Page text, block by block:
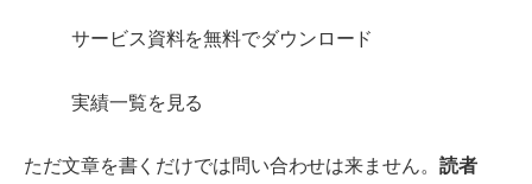
サービス資料を無料でダウンロード
実績一覧を見る
ただ文章を書くだけでは問い合わせは来ません。 読者